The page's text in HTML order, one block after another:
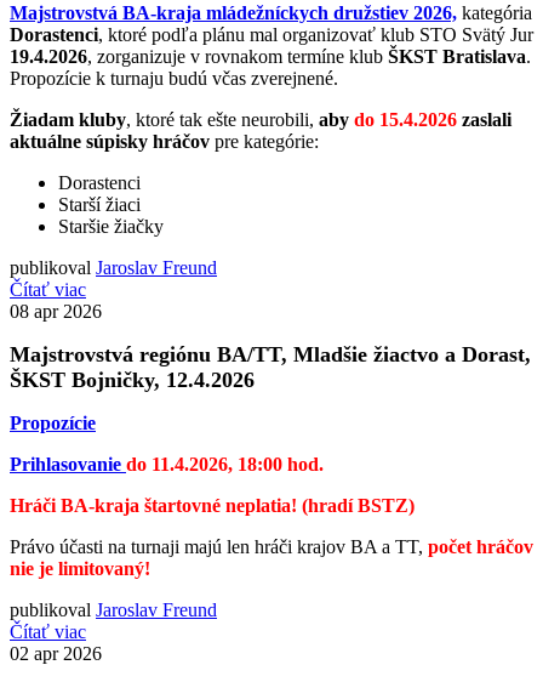
Majstrovstvá BA-kraja mládežníckych družstiev 2026, kategória
Dorastenci, ktoré podľa plánu mal organizovať klub STO Svätý Jur
19.4.2026, zorganizuje v rovnakom termíne klub ŠKST Bratislava.
Propozície k turnaju budú včas zverejnené.
Žiadam kluby, ktoré tak ešte neurobili, aby do 15.4.2026 zaslali
aktuálne súpisky hráčov pre kategórie:
Dorastenci
Starší žiaci
Staršie žiačky
publikoval Jaroslav Freund
Čítať viac
08 apr 2026
Majstrovstvá regiónu BA/TT, Mladšie žiactvo a Dorast,
ŠKST Bojničky, 12.4.2026
Propozície
Prihlasovanie do 11.4.2026, 18:00 hod.
Hráči BA-kraja štartovné neplatia! (hradí BSTZ)
Právo účasti na turnaji majú len hráči krajov BA a TT, počet hráčov
nie je limitovaný!
publikoval Jaroslav Freund
Čítať viac
02 apr 2026